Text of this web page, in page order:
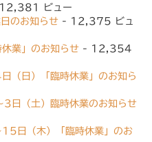
ビュー
のお知らせ - 12,375 ビュ
業」のお知らせ - 12,354
（日）「臨時休業」のお知ら
3日（土）臨時休業のお知らせ
日（木）「臨時休業」のお